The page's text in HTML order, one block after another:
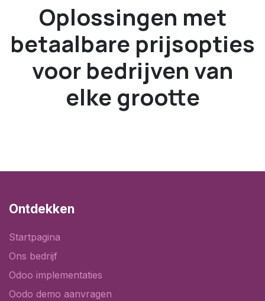
Oplossingen met
betaalbare prijsopties
voor bedrijven van
elke grootte
Ontdekken
Startpagina
Ons bedrijf
Odoo implementaties
Oodo demo aanvragen